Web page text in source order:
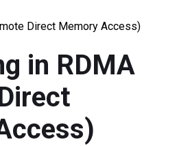
Direct Memory Access)
in RDMA